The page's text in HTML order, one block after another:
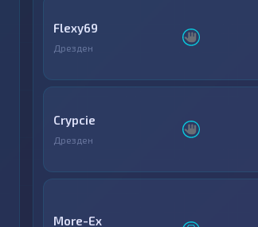
Flexy69
Дрезден
Crypcie
Дрезден
More-Ex